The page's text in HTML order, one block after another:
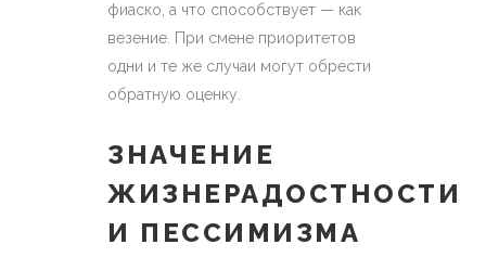
фиаско, а что способствует — как
везение. При смене приоритетов
одни и те же случаи могут обрести
обратную оценку.
ЗНАЧЕНИЕ
ЖИЗНЕРАДОСТНОСТИ
И ПЕССИМИЗМА